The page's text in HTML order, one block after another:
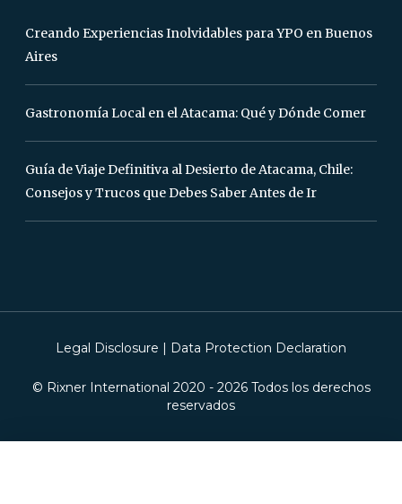
Creando Experiencias Inolvidables para YPO en Buenos
Aires
Gastronomía Local en el Atacama: Qué y Dónde Comer
Guía de Viaje Definitiva al Desierto de Atacama, Chile:
Consejos y Trucos que Debes Saber Antes de Ir
© Rixner International 2020 - 2026Todos los derechos
reservados
Legal Disclosure | Data Protection Declaration